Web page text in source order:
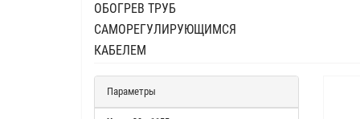
ОБОГРЕВ ТРУБ
САМОРЕГУЛИРУЮЩИМСЯ
КАБЕЛЕМ
Параметры